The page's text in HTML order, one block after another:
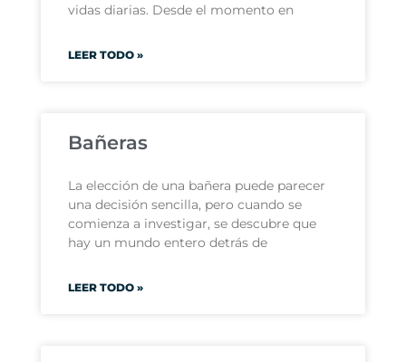
vidas diarias. Desde el momento en
LEER TODO »
Bañeras
La elección de una bañera puede parecer
una decisión sencilla, pero cuando se
comienza a investigar, se descubre que
hay un mundo entero detrás de
LEER TODO »